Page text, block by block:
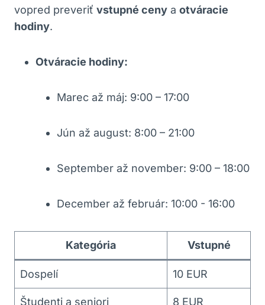
vopred preveriť vstupné⁢ ceny a otváracie
hodiny.
Otváracie hodiny:
Marec až máj: 9:00 – 17:00
Jún až august: 8:00 – 21:00
September až november: 9:00 – 18:00
December až február: 10:00 ⁤-⁣ 16:00
Kategória Vstupné
Dospelí 10 EUR
Študenti a seniori 8 EUR